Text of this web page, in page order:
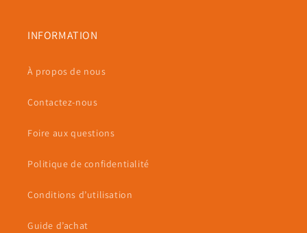
INFORMATION
À propos de nous
Contactez-nous
Foire aux questions
Politique de confidentialité
Conditions d’utilisation
Guide d’achat